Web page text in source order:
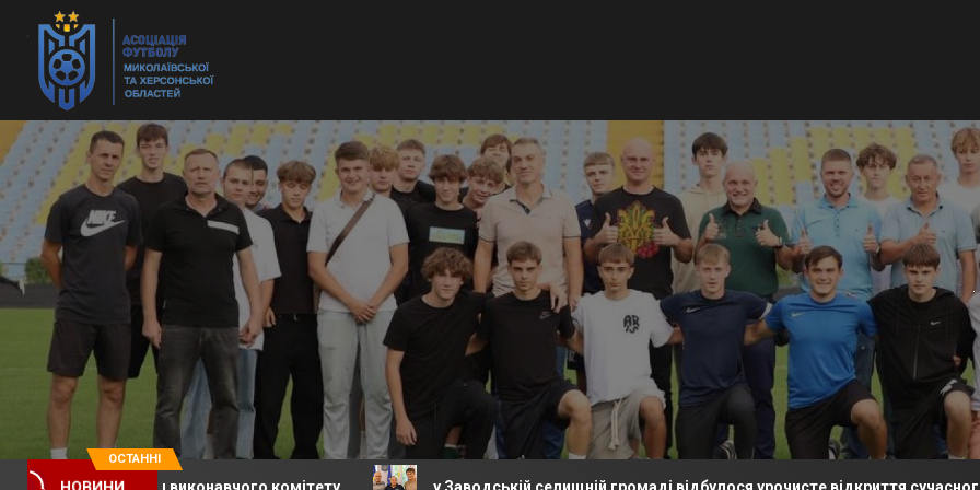
ОСТАННІ
виконавчого комітету у Заводській селищній громаді відбулося урочисте відкриття сучасного